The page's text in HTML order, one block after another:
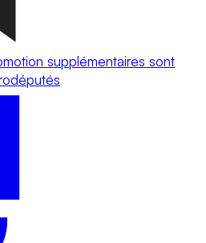
supplémentaires sont